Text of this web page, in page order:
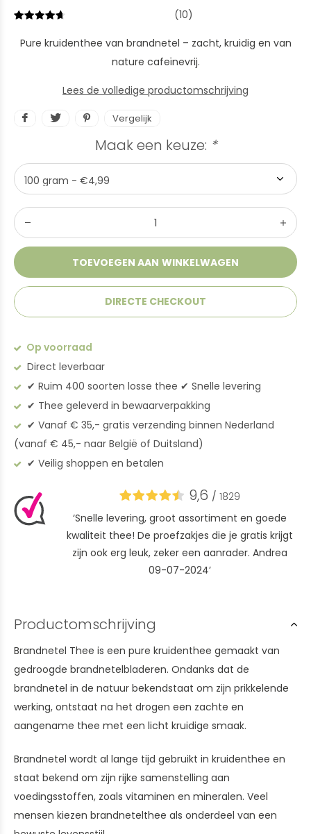
(10)
Pure kruidenthee van brandnetel – zacht, kruidig en van
nature cafeïnevrij.
Lees de volledige productomschrijving
Vergelijk
Maak een keuze: *
TOEVOEGEN AAN WINKELWAGEN
DIRECTE CHECKOUT
Op voorraad
Direct leverbaar
✔︎ Ruim 400 soorten losse thee ✔︎ Snelle levering
✔︎ Thee geleverd in bewaarverpakking
✔︎ Vanaf € 35,- gratis verzending binnen Nederland
(vanaf € 45,- naar België of Duitsland)
✔︎ Veilig shoppen en betalen
9,6 / 1829
‘Snelle levering, groot assortiment en goede
kwaliteit thee! De proefzakjes die je gratis krijgt
zijn ook erg leuk, zeker een aanrader. Andrea
09-07-2024’
Productomschrijving
Brandnetel Thee is een pure kruidenthee gemaakt van
gedroogde brandnetelbladeren. Ondanks dat de
brandnetel in de natuur bekendstaat om zijn prikkelende
werking, ontstaat na het drogen een zachte en
aangename thee met een licht kruidige smaak.
Brandnetel wordt al lange tijd gebruikt in kruidenthee en
staat bekend om zijn rijke samenstelling aan
voedingsstoffen, zoals vitaminen en mineralen. Veel
mensen kiezen brandnetelthee als onderdeel van een